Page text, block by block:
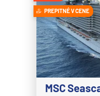
Expedičné plavby
Antarktída
Arktída
Expedičné
Galapágy
Celebrity
Celebrity Edge
Celebrity
Celebrity Flora
Celebrity
Celebrity
PREPITNÉ V CENE
MSC